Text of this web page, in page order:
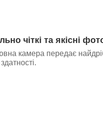
чіткі та якісні
камера передає